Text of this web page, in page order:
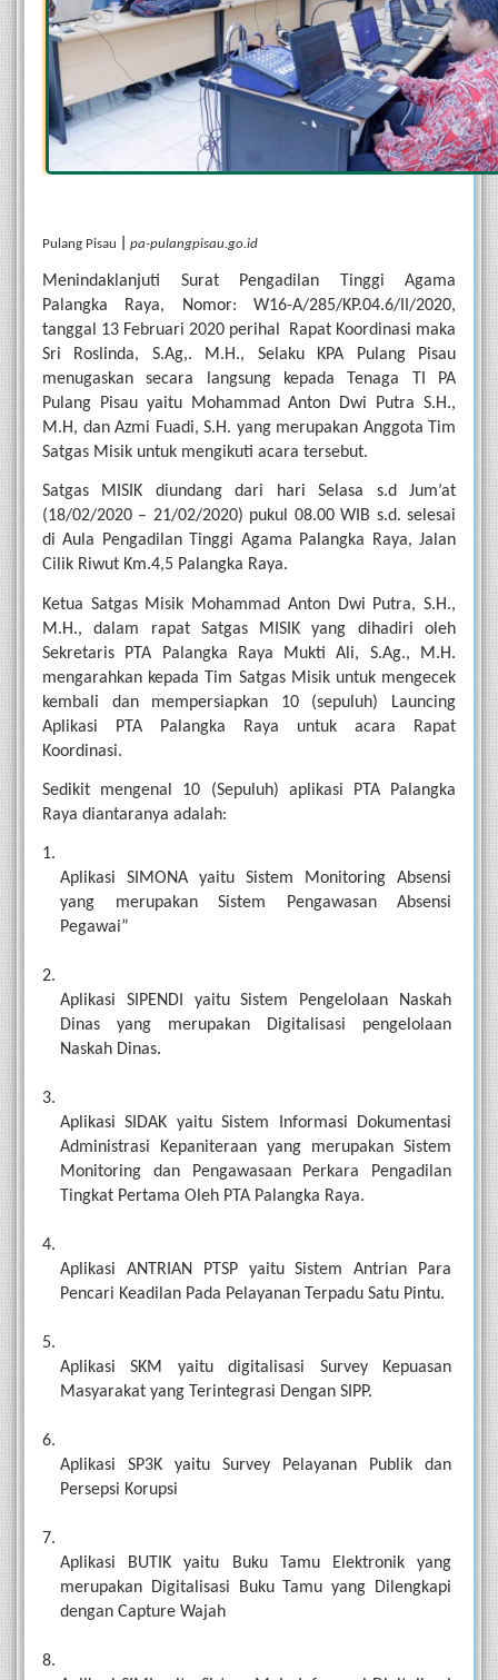
Pulang Pisau pa-pulangpisau.go.id
Menindaklanjuti Surat Pengadilan Tinggi Agama
Palangka Raya, Nomor: W16-A/285/KP.04.6/II/2020,
tanggal 13 Februari 2020 perihal  Rapat Koordinasi maka
Sri Roslinda, S.Ag,. M.H., Selaku KPA Pulang Pisau
menugaskan secara langsung kepada Tenaga TI PA
Pulang Pisau yaitu Mohammad Anton Dwi Putra S.H.,
M.H, dan Azmi Fuadi, S.H. yang merupakan Anggota Tim
Satgas Misik untuk mengikuti acara tersebut.
Satgas MISIK diundang dari hari Selasa s.d Jum’at
(18/02/2020 – 21/02/2020) pukul 08.00 WIB s.d. selesai
di Aula Pengadilan Tinggi Agama Palangka Raya, Jalan
Cilik Riwut Km.4,5 Palangka Raya.
Ketua Satgas Misik Mohammad Anton Dwi Putra, S.H.,
M.H., dalam rapat Satgas MISIK yang dihadiri oleh
Sekretaris PTA Palangka Raya Mukti Ali, S.Ag., M.H.
mengarahkan kepada Tim Satgas Misik untuk mengecek
kembali dan mempersiapkan 10 (sepuluh) Launcing
Aplikasi PTA Palangka Raya untuk acara Rapat
Koordinasi.
Sedikit mengenal 10 (Sepuluh) aplikasi PTA Palangka
Raya diantaranya adalah:
Aplikasi SIMONA yaitu Sistem Monitoring Absensi
yang merupakan Sistem Pengawasan Absensi
Pegawai”
Aplikasi SIPENDI yaitu Sistem Pengelolaan Naskah
Dinas yang merupakan Digitalisasi pengelolaan
Naskah Dinas.
Aplikasi SIDAK yaitu Sistem Informasi Dokumentasi
Administrasi Kepaniteraan yang merupakan Sistem
Monitoring dan Pengawasaan Perkara Pengadilan
Tingkat Pertama Oleh PTA Palangka Raya.
Aplikasi ANTRIAN PTSP yaitu Sistem Antrian Para
Pencari Keadilan Pada Pelayanan Terpadu Satu Pintu.
Aplikasi SKM yaitu digitalisasi Survey Kepuasan
Masyarakat yang Terintegrasi Dengan SIPP.
Aplikasi SP3K yaitu Survey Pelayanan Publik dan
Persepsi Korupsi
Aplikasi BUTIK yaitu Buku Tamu Elektronik yang
merupakan Digitalisasi Buku Tamu yang Dilengkapi
dengan Capture Wajah